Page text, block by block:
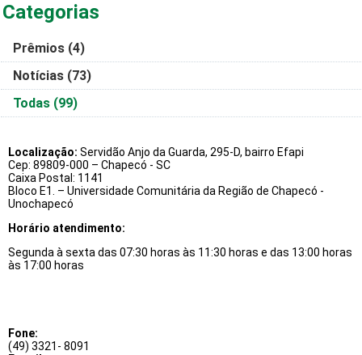
Categorias
Prêmios (4)
Notícias (73)
Todas (99)
Localização: Servidão Anjo da Guarda, 295-D, bairro Efapi
Cep: 89809-000 – Chapecó - SC
Caixa Postal: 1141
Bloco E1. – Universidade Comunitária da Região de Chapecó -
Unochapecó
Horário atendimento:
Segunda à sexta das 07:30 horas às 11:30 horas e das 13:00 horas
às 17:00 horas
Fone:
(49) 3321- 8091